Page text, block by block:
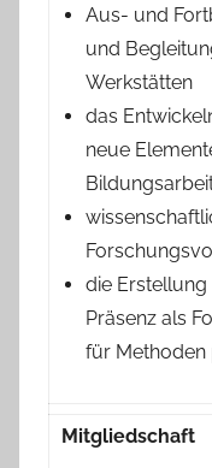
Aus- und
und
Werkstätten
das
neue
die
Präsenz als
für Methoden
Mitgliedschaft